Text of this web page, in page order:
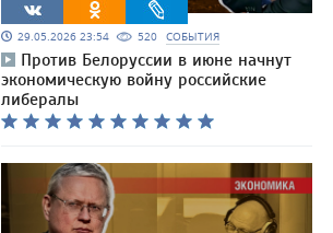
29.05.2026 23:54 520 СОБЫТИЯ
Против Белоруссии в июне начнут
экономическую войну российские
либералы